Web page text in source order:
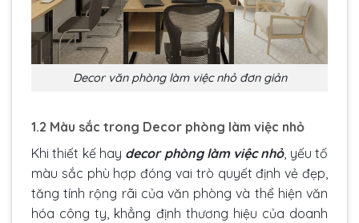
Decor văn phòng làm việc nhỏ đơn giản
1.2 Màu sắc trong Decor phòng làm việc nhỏ
Khi thiết kế hay decor phòng làm việc nhỏ, yếu tố
màu sắc phù hợp đóng vai trò quyết định vẻ đẹp,
tăng tính rộng rãi của văn phòng và thể hiện văn
hóa công ty, khẳng định thương hiệu của doanh